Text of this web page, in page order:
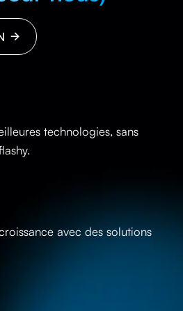
technologies, sans
avec des solutions